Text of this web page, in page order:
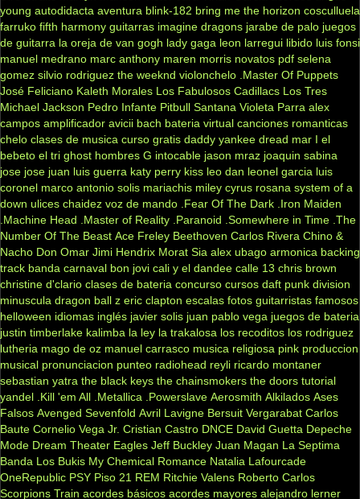
young autodidacta aventura blink-182 bring me the horizon cosculluela
farruko fifth harmony guitarras imagine dragons jarabe de palo juegos
de guitarra la oreja de van gogh lady gaga leon larregui libido luis fonsi
manuel medrano marc anthony maren morris novatos pdf selena
gomez silvio rodriguez the weeknd violonchelo .Master Of Puppets
José Feliciano Kaleth Morales Los Fabulosos Cadillacs Los Tres
Michael Jackson Pedro Infante Pitbull Santana Violeta Parra alex
campos amplificador avicii bach bateria virtual canciones romanticas
chelo clases de musica curso gratis daddy yankee dread mar I el
bebeto el tri ghost hombres G intocable jason mraz joaquin sabina
jose jose juan luis guerra katy perry kiss leo dan leonel garcia luis
coronel marco antonio solis mariachis miley cyrus rosana system of a
down ulices chaidez voz de mando .Fear Of The Dark .Iron Maiden
.Machine Head
.Master of Reality .Paranoid .Somewhere in Time .The
Number Of The Beast Ace Freley Beethoven Carlos Rivera Chino &
Nacho Don Omar Jimi Hendrix Morat Sia alex ubago armonica backing
track banda carnaval bon jovi cali y el dandee calle 13 chris brown
christine d'clario clases de bateria concurso cursos daft punk division
minuscula dragon ball z eric clapton escalas fotos guitarristas famosos
helloween idiomas inglés javier solis juan pablo vega juegos de bateria
justin timberlake kalimba la ley la trakalosa los recoditos los rodriguez
lutheria mago de oz manuel carrasco musica religiosa pink produccion
musical pronunciacion punteo radiohead reyli ricardo montaner
sebastian yatra the black keys the chainsmokers the doors tutorial
yandel .Kill 'em All .Metallica .Powerslave Aerosmith Alkilados Ases
Falsos Avenged Sevenfold Avril Lavigne Bersuit Vergarabat Carlos
Baute Cornelio Vega Jr. Cristian Castro DNCE David Guetta Depeche
Mode Dream Theater Eagles Jeff Buckley Juan Magan La Septima
Banda Los Bukis My Chemical Romance Natalia Lafourcade
OneRepublic PSY Piso 21 REM Ritchie Valens Roberto Carlos
Scorpions Train acordes básicos acordes mayores alejandro lerner